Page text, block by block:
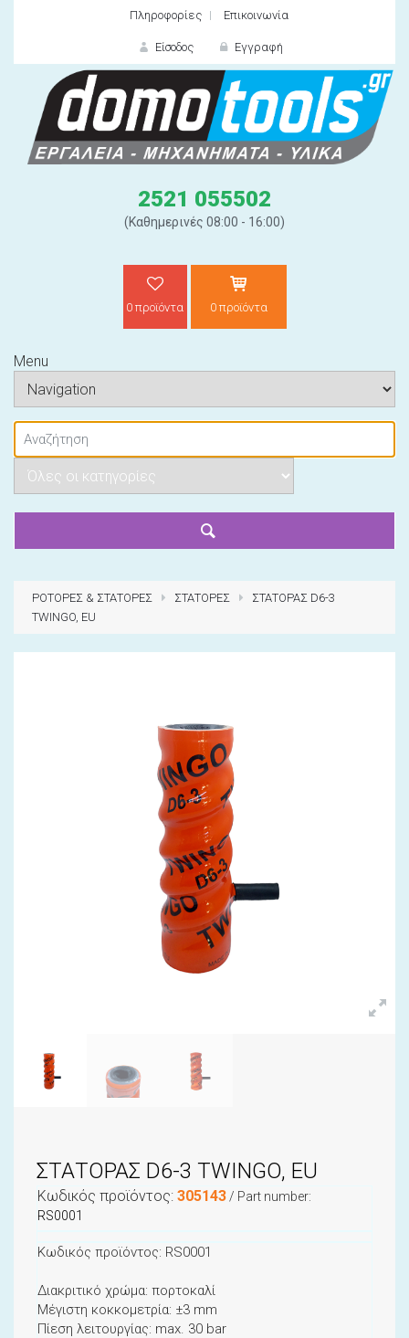
Πληροφορίες Επικοινωνία
Είσοδος
ΕΙΣΟΔΟΣ
ΝΕΟΣ ΠΕΛΑΤΗΣ;
Εγγραφή
2521 055502
(Καθημερινές 08:00 - 16:00)
0 προϊόντα 0 προϊόντα
Menu
ΡΟΤΟΡΕΣ & ΣΤΑΤΟΡΕΣ ΣΤΑΤΟΡΕΣ
ΣΤΑΤΟΡΑΣ D6-3
TWINGO, EU
ΣΤΑΤΟΡΑΣ D6-3 TWINGO, EU
Κωδικός προϊόντος: 305143 / Part number:
RS0001
Κωδικός προϊόντος: RS0001
Διακριτικό χρώμα: πορτοκαλί
Μέγιστη κοκκομετρία: ±3 mm
Πίεση λειτουργίας: max. 30 bar